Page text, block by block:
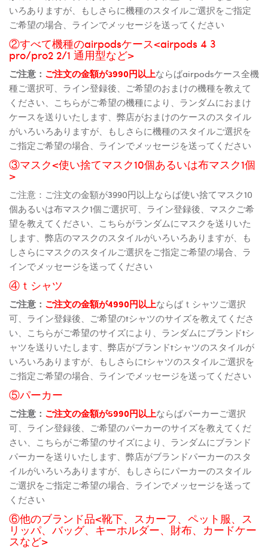
いろありますが、もしさらに機種のスタイルご選択をご指定
ご希望の場合、ラインでメッセージを送ってください
②すべて機種のairpodsケース<airpods 4 3
pro/pro2 2/1 通用型など>
ご注意： ご注文の金額が3990円以上ならばairpodsケース全機
種ご選択可、ライン登録後、ご希望のおまけの機種を教えて
ください、こちらがご希望の機種により、ランダムにおまけ
ケースを送りいたします、弊店がおまけのケースのスタイル
がいろいろありますが、もしさらに機種のスタイルご選択を
ご指定ご希望の場合、ラインでメッセージを送ってください
③マスク<使い捨てマスク10個あるいは布マスク1個
>
ご注意：ご注文の金額が3990円以上ならば使い捨てマスク10
個あるいは布マスク1個ご選択可、ライン登録後、マスクご希
望を教えてください、こちらがランダムにマスクを送りいた
します、弊店のマスクのスタイルがいろいろありますが、も
しさらにマスクのスタイルご選択をご指定ご希望の場合、ラ
インでメッセージを送ってください
④ｔシャツ
ご注意： ご注文の金額が4990円以上ならばｔシャツご選択
可、ライン登録後、ご希望のtシャツのサイズを教えてくださ
い、こちらがご希望のサイズにより、ランダムにブランドtシ
ャツを送りいたします、弊店がブランドtシャツのスタイルが
いろいろありますが、もしさらにtシャツのスタイルご選択を
ご指定ご希望の場合、ラインでメッセージを送ってください
⑤パーカー
ご注意： ご注文の金額が5990円以上ならばパーカーご選択
可、ライン登録後、ご希望のパーカーのサイズを教えてくだ
さい、こちらがご希望のサイズにより、ランダムにブランド
パーカーを送りいたします、弊店がブランドパーカーのスタ
イルがいろいろありますが、もしさらにパーカーのスタイル
ご選択をご指定ご希望の場合、ラインでメッセージを送って
ください
⑥他のブランド品<靴下、スカーフ、ペット服、ス
リッパ、バッグ、キーホルダー、財布、カードケー
スなど>